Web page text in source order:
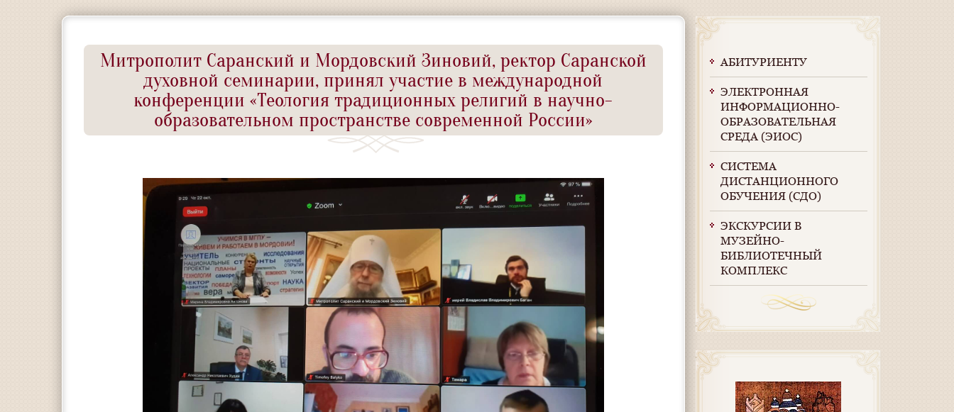
Митрополит Саранский и Мордовский Зиновий, ректор Саранской
духовной семинарии, принял участие в международной
конференции «Теология традиционных религий в научно-
образовательном пространстве современной России»
АБИТУРИЕНТУ
ЭЛЕКТРОННАЯ
ИНФОРМАЦИОННО-
ОБРАЗОВАТЕЛЬНАЯ
СРЕДА (ЭИОС)
СИСТЕМА
ДИСТАНЦИОННОГО
ОБУЧЕНИЯ (СДО)
ЭКСКУРСИИ В
МУЗЕЙНО-
БИБЛИОТЕЧНЫЙ
КОМПЛЕКС